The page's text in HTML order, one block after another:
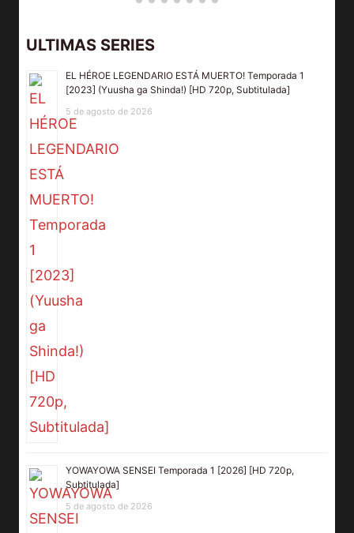
ULTIMAS SERIES
EL HÉROE LEGENDARIO ESTÁ MUERTO! Temporada 1
[2023] (Yuusha ga Shinda!) [HD 720p, Subtitulada]
5 de agosto de 2026
YOWAYOWA SENSEI Temporada 1 [2026] [HD 720p,
Subtitulada]
5 de agosto de 2026